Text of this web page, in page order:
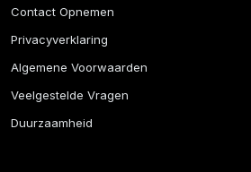
Contact Opnemen
Privacyverklaring
Algemene Voorwaarden
Veelgestelde Vragen
Duurzaamheid